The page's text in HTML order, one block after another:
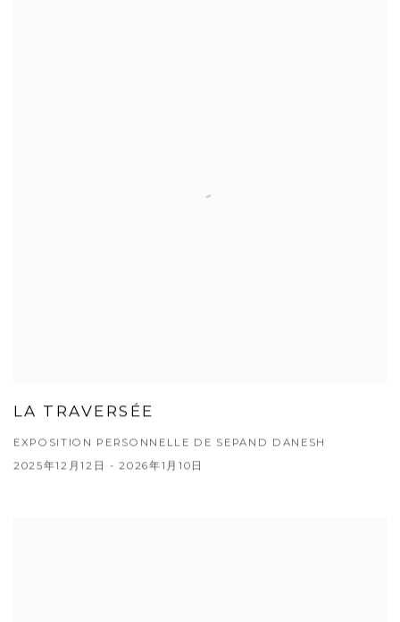
LA TRAVERSÉE
EXPOSITION PERSONNELLE DE SEPAND DANESH
2025年12月12日 - 2026年1月10日